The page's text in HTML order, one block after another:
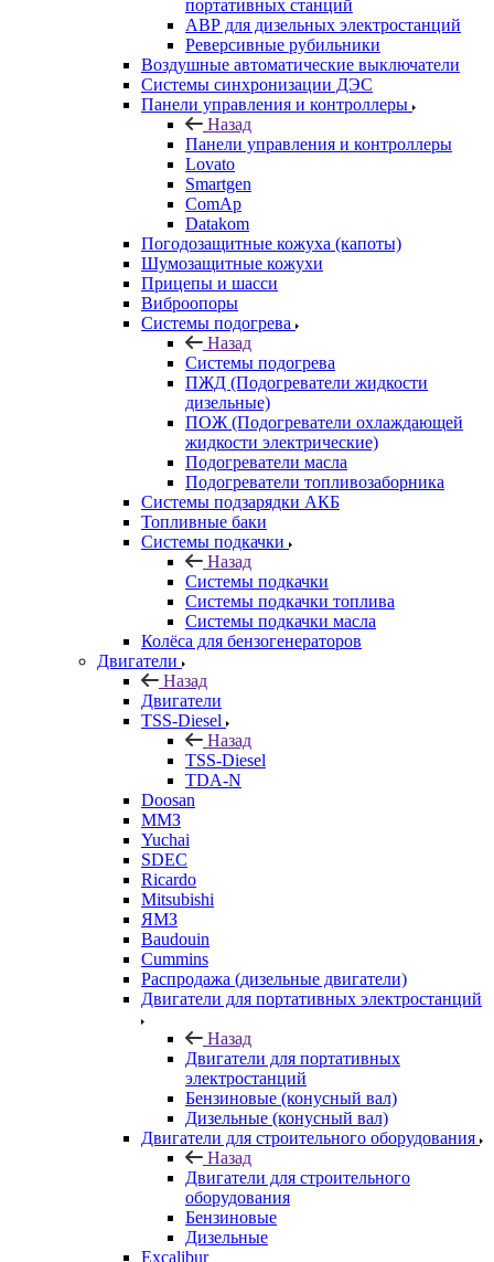
портативных станций
АВР для дизельных электростанций
Реверсивные рубильники
Воздушные автоматические выключатели
Системы синхронизации ДЭС
Панели управления и контроллеры
Назад
Панели управления и контроллеры
Lovato
Smartgen
ComAp
Datakom
Погодозащитные кожуха (капоты)
Шумозащитные кожухи
Прицепы и шасси
Виброопоры
Системы подогрева
Назад
Системы подогрева
ПЖД (Подогреватели жидкости
дизельные)
ПОЖ (Подогреватели охлаждающей
жидкости электрические)
Подогреватели масла
Подогреватели топливозаборника
Системы подзарядки АКБ
Топливные баки
Системы подкачки
Назад
Системы подкачки
Системы подкачки топлива
Системы подкачки масла
Колёса для бензогенераторов
Двигатели
Назад
Двигатели
TSS-Diesel
Назад
TSS-Diesel
TDA-N
Doosan
ММЗ
Yuchai
SDEC
Ricardo
Mitsubishi
ЯМЗ
Baudouin
Cummins
Распродажа (дизельные двигатели)
Двигатели для портативных электростанций
Назад
Двигатели для портативных
электростанций
Бензиновые (конусный вал)
Дизельные (конусный вал)
Двигатели для строительного оборудования
Назад
Двигатели для строительного
оборудования
Бензиновые
Дизельные
Excalibur